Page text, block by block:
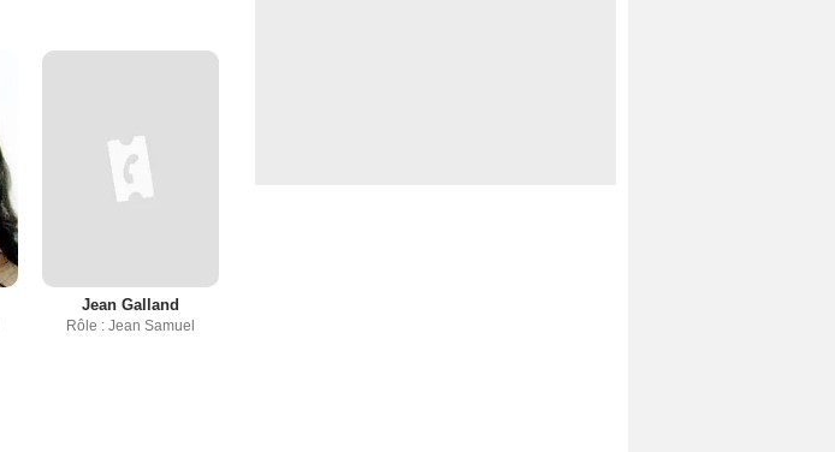
Jean Galland
Rôle : Jean Samuel